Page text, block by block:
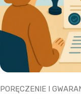
PORĘCZENIE I